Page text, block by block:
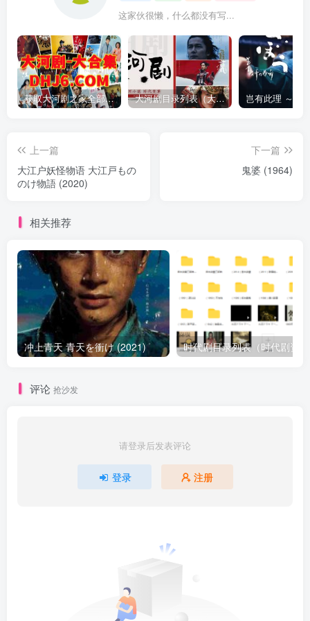
这家伙很懒，什么都没有写...
获取大河剧之家全部资源 大河剧目录列表（大河剧资源以本目录为准）
上一篇
大江户妖怪物语 大江戸もの
のけ物語 (2020)
下一篇
鬼婆 (1964)
相关推荐
冲上青天 青天を衝け (2021)
评论 抢沙发
请登录后发表评论
登录 注册